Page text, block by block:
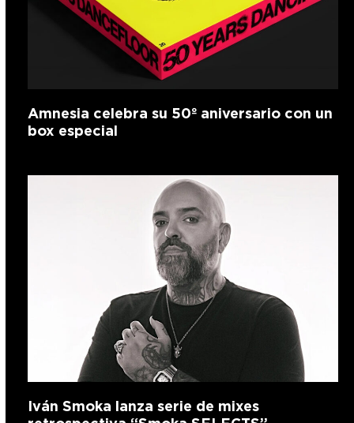
Amnesia celebra su 50º aniversario con un
box especial
Iván Smoka lanza serie de mixes